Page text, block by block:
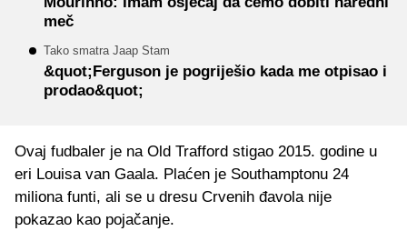
meč
Tako smatra Jaap Stam
&quot;Ferguson je pogriješio kada me otpisao i
prodao&quot;
Ovaj fudbaler je na Old Trafford stigao 2015. godine u
eri Louisa van Gaala. Plaćen je Southamptonu 24
miliona funti, ali se u dresu Crvenih đavola nije
pokazao kao pojačanje.